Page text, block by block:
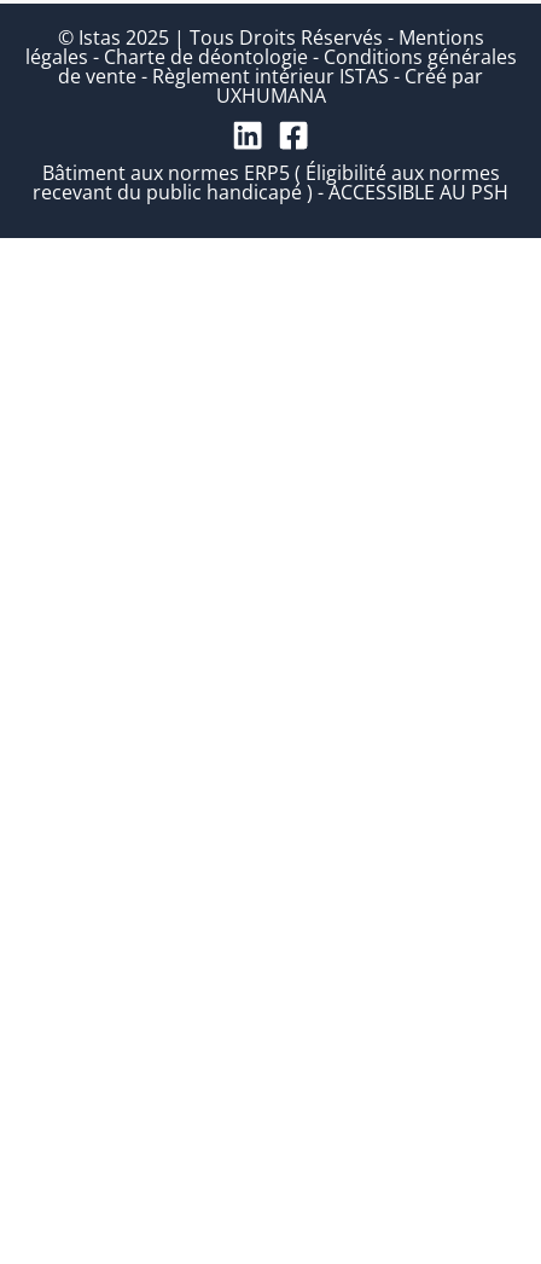
© Istas 2025 | Tous Droits Réservés - Mentions
légales - Charte de déontologie- Conditions générales
de vente- Règlement intérieur ISTAS - Créé par
UXHUMANA
Bâtiment aux normes ERP5 ( Éligibilité aux normes
recevant du public handicapé ) - ACCESSIBLE AU PSH